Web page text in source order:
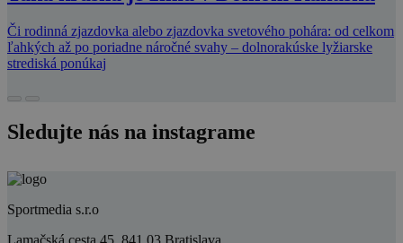
Či rodinná zjazdovka alebo zjazdovka svetového pohára: od celkom
ľahkých až po poriadne náročné svahy – dolnorakúske lyžiarske
strediská ponúkaj
Sledujte nás na instagrame
Sportmedia s.r.o